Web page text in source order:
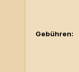
Gebühren: